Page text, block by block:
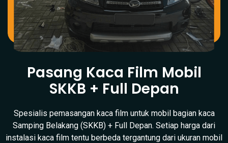
Pasang Kaca Film Mobil
SKKB + Full Depan
Spesialis pemasangan kaca film untuk mobil bagian kaca
Samping Belakang (SKKB) + Full Depan. Setiap harga dari
instalasi kaca film tentu berbeda tergantung dari ukuran mobil